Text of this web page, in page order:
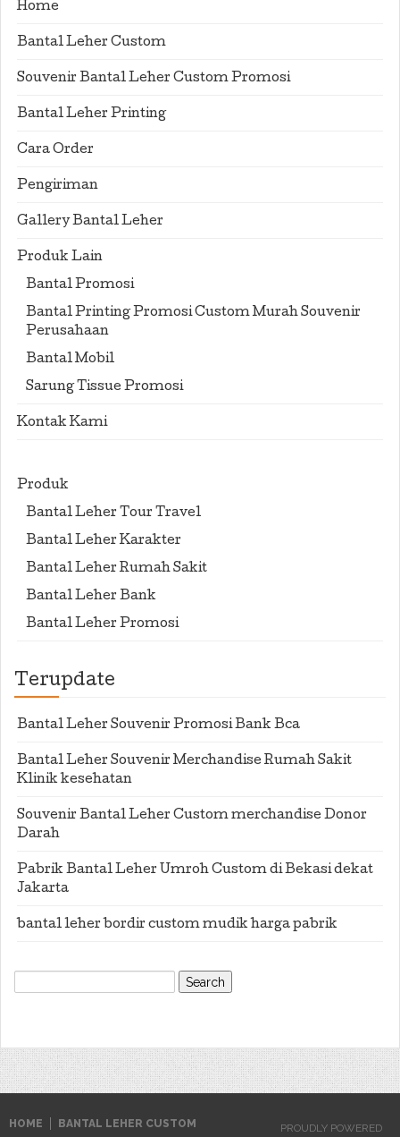
Home
Bantal Leher Custom
Souvenir Bantal Leher Custom Promosi
Bantal Leher Printing
Cara Order
Pengiriman
Gallery Bantal Leher
Produk Lain
Bantal Promosi
Bantal Printing Promosi Custom Murah Souvenir
Perusahaan
Bantal Mobil
Sarung Tissue Promosi
Kontak Kami
Produk
Bantal Leher Tour Travel
Bantal Leher Karakter
Bantal Leher Rumah Sakit
Bantal Leher Bank
Bantal Leher Promosi
Terupdate
Bantal Leher Souvenir Promosi Bank Bca
Bantal Leher Souvenir Merchandise Rumah Sakit
Klinik kesehatan
Souvenir Bantal Leher Custom merchandise Donor
Darah
Pabrik Bantal Leher Umroh Custom di Bekasi dekat
Jakarta
bantal leher bordir custom mudik harga pabrik
Search
for:
HOME BANTAL LEHER CUSTOM PROUDLY POWERED